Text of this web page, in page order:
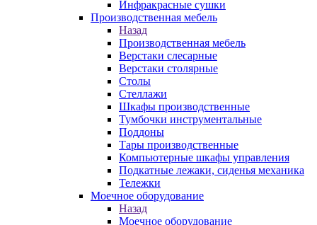
Инфракрасные сушки
Производственная мебель
Назад
Производственная мебель
Верстаки слесарные
Верстаки столярные
Столы
Стеллажи
Шкафы производственные
Тумбочки инструментальные
Поддоны
Тары производственные
Компьютерные шкафы управления
Подкатные лежаки, сиденья механика
Тележки
Моечное оборудование
Назад
Моечное оборудование